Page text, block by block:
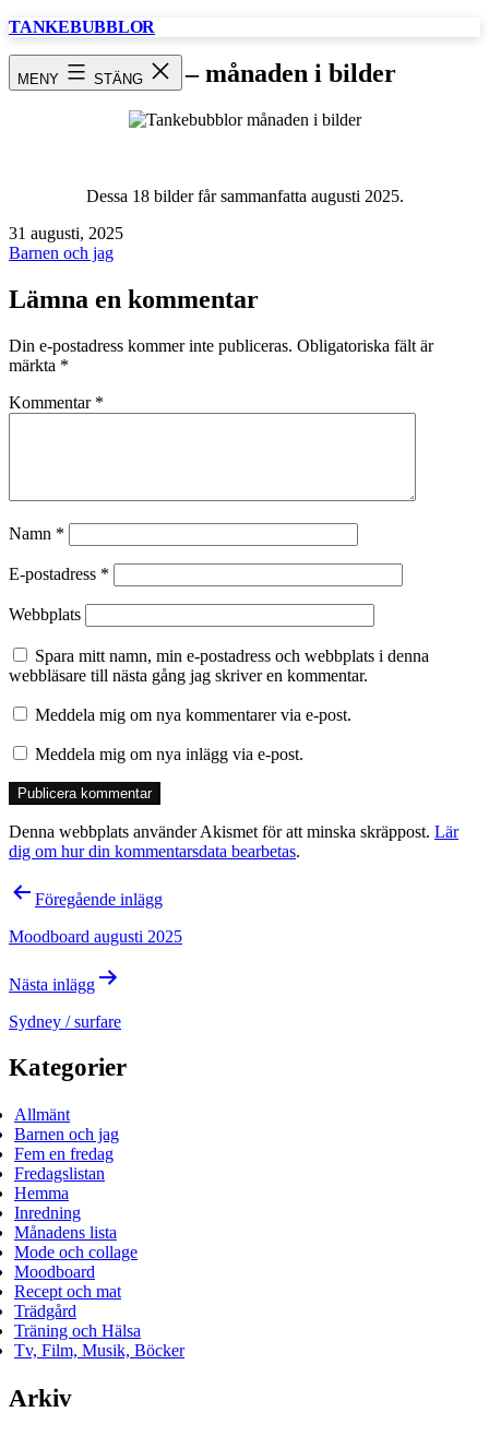
Hoppa
TANKEBUBBLOR
MENY STÄNG
Augusti – månaden i bilder
Dessa 18 bilder får sammanfatta augusti 2025.
Publicerat
den
31 augusti, 2025
Kategoriserat
Barnen och jag
Lämna en kommentar
Din e-postadress kommer inte publiceras. Obligatoriska fält är
märkta *
Kommentar *
Namn *
E-postadress *
Webbplats
Spara mitt namn, min e-postadress och webbplats i denna
webbläsare till nästa gång jag skriver en kommentar.
Meddela mig om nya kommentarer via e-post.
Meddela mig om nya inlägg via e-post.
Denna webbplats använder Akismet för att minska skräppost. Lär
dig om hur din kommentarsdata bearbetas.
Inläggsnavigering
Föregående inlägg
Moodboard augusti 2025
Nästa inlägg
Sydney / surfare
Kategorier
Allmänt
Barnen och jag
Fem en fredag
Fredagslistan
Hemma
Inredning
Månadens lista
Mode och collage
Moodboard
Recept och mat
Trädgård
Träning och Hälsa
Tv, Film, Musik, Böcker
Arkiv